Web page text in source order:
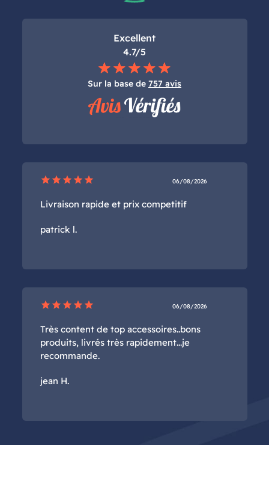
Excellent
4.7/5
Sur la base de 757 avis
star star star star star 06/08/2026
Livraison rapide et prix competitif
patrick l.
star star star star star 06/08/2026
Très content de top accessoires..bons
produits, livrés très rapidement...je
recommande.
jean H.